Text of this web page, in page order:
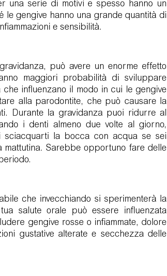
una serie di motivi e spesso hanno un
le gengive hanno una grande quantità di
e sensibilità.
può avere un enorme effetto
maggiori probabilità di sviluppare
influenzano il modo in cui le gengive
alla parodontite, che può causare la
Durante la gravidanza puoi ridurre al
i denti almeno due volte al giorno,
sciacquarti la bocca con acqua se sei
mattutina. Sarebbe opportuno fare delle
che invecchiando si sperimenterà la
salute orale può essere influenzata
gengive rosse o infiammate, dolore
gustative alterate e secchezza delle